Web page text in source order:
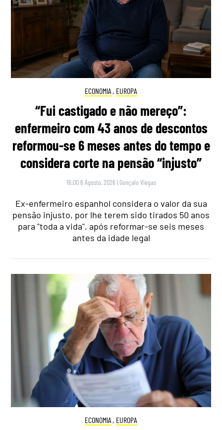
ECONOMIA , EUROPA
“Fui castigado e não mereço”:
enfermeiro com 43 anos de descontos
reformou-se 6 meses antes do tempo e
considera corte na pensão “injusto”
16:00 6 Agosto, 2026 | Gonçalo Viegas
Ex-enfermeiro espanhol considera o valor da sua
pensão injusto, por lhe terem sido tirados 50 anos
para "toda a vida", após reformar-se seis meses
antes da idade legal
ECONOMIA , EUROPA